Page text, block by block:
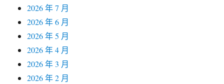
2026 年 7 月
2026 年 6 月
2026 年 5 月
2026 年 4 月
2026 年 3 月
2026 年 2 月